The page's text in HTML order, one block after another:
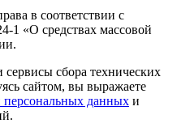
в соответствии с
1 «О средствах массовой
сбора технических
сайтом, вы выражаете
персональных данных и